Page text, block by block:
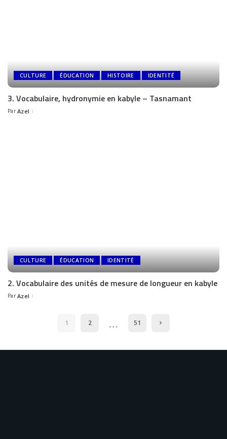
CULTURE ÉDUCATION HISTOIRE IDENTITÉ
3. Vocabulaire, hydronymie en kabyle – Tasnamant
Par Azel
CULTURE ÉDUCATION IDENTITÉ
2. Vocabulaire des unités de mesure de longueur en kabyle
Par Azel
1 2 … 51